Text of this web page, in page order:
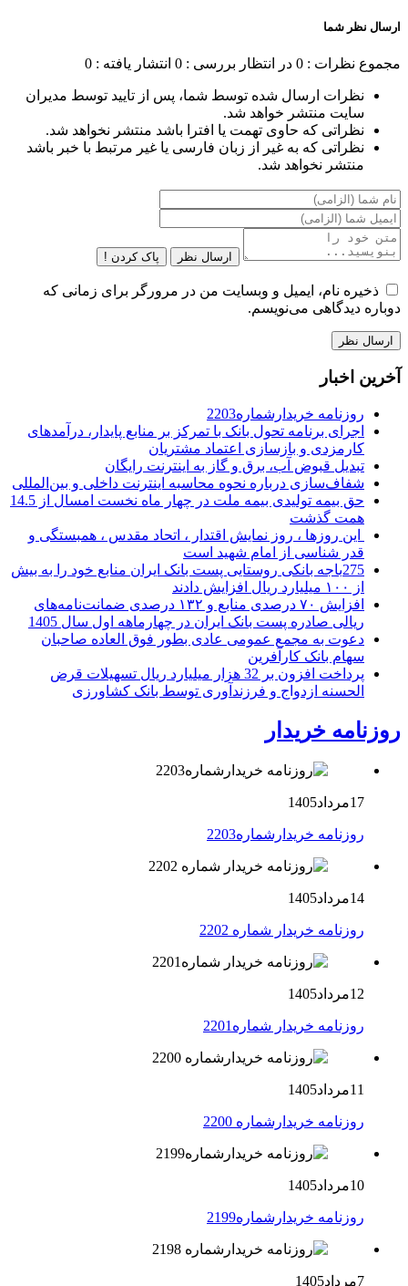
ارسال نظر شما
مجموع نظرات : 0 در انتظار بررسی : 0 انتشار یافته : 0
نظرات ارسال شده توسط شما، پس از تایید توسط مدیران
سایت منتشر خواهد شد.
نظراتی که حاوی تهمت یا افترا باشد منتشر نخواهد شد.
نظراتی که به غیر از زبان فارسی یا غیر مرتبط با خبر باشد
منتشر نخواهد شد.
ارسال نظر پاک کردن !
ذخیره نام، ایمیل و وبسایت من در مرورگر برای زمانی که
دوباره دیدگاهی می‌نویسم.
آخرین اخبار
روزنامه خریدارشماره2203
اجرای برنامه تحول بانک با تمرکز بر منابع پایدار، درآمدهای
کارمزدی و بازسازی اعتماد مشتریان
تبدیل قبوض آب، برق و گاز به اینترنت رایگان
شفاف‌سازی درباره نحوه محاسبه اینترنت داخلی و بین‌المللی
حق بیمه تولیدی بیمه ملت در چهار ماه نخست امسال از 14.5
همت گذشت
این روزها ، روز نمایش اقتدار ، اتحاد مقدس ، همبستگی و
قدر شناسی از امام شهید است
275باجه بانکی روستایی پست بانک ایران منابع خود را به بیش
از ۱۰۰ میلیارد ریال افزایش دادند
افزایش ۷۰ درصدی منابع و ۱۳۲ درصدی ضمانت‌نامه‌های
ریالی صادره پست بانک ایران در چهارماهه اول سال 1405
دعوت به مجمع عمومی عادی بطور فوق العاده صاحبان
سهام بانک کارآفرین
پرداخت افزون بر 32 هزار میلیارد ریال تسهیلات قرض
الحسنه ازدواج و فرزندآوری توسط بانک کشاورزی
روزنامه خریدار
17مرداد1405
روزنامه خریدارشماره2203
14مرداد1405
روزنامه خریدار شماره 2202
12مرداد1405
روزنامه خریدار شماره2201
11مرداد1405
روزنامه خریدارشماره 2200
10مرداد1405
روزنامه خریدارشماره2199
7مرداد1405